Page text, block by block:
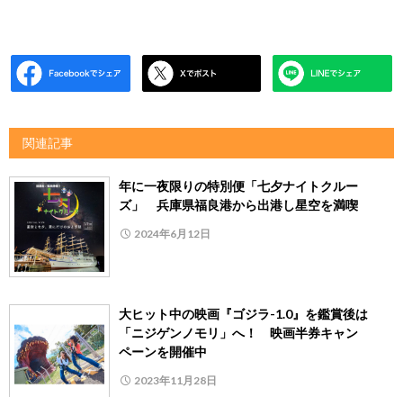
関連記事
年に一夜限りの特別便「七夕ナイトクルー
ズ」 兵庫県福良港から出港し星空を満喫
2024年6月12日
大ヒット中の映画『ゴジラ-1.0』を鑑賞後は
「ニジゲンノモリ」へ！ 映画半券キャン
ペーンを開催中
2023年11月28日